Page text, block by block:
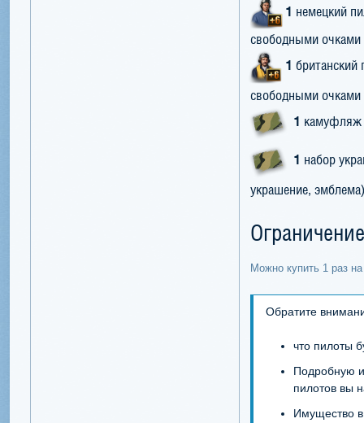
1 немецкий
свободными очками
1
свободными очками
1 камуфляж
1 набор
украшение,
Можно купить 1 раз на
Обратите
что пилоты
Подробную
пилотов вы
Имущество в